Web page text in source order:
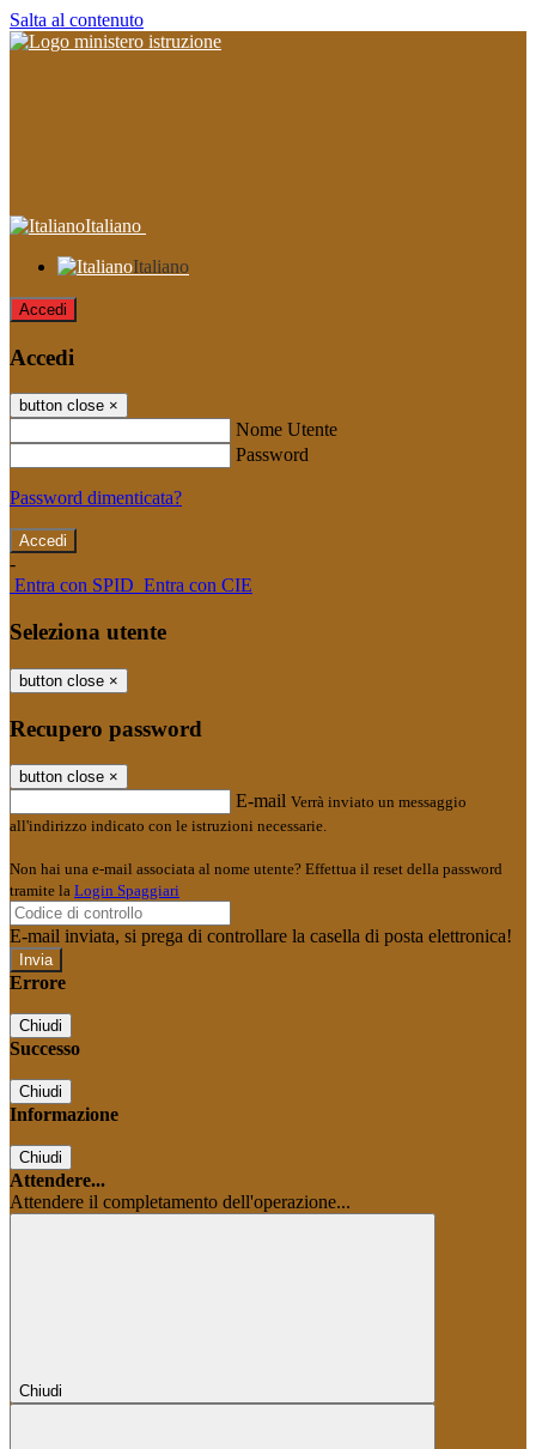
Salta al contenuto
Italiano
Italiano
Accedi
Accedi
button close ×
Nome Utente
Password
Password dimenticata?
-
Entra con SPID Entra con CIE
Seleziona utente
button close ×
Recupero password
button close ×
E-mail Verrà inviato un messaggio
all'indirizzo indicato con le istruzioni necessarie.
Non hai una e-mail associata al nome utente? Effettua il reset della password
tramite la Login Spaggiari
E-mail inviata, si prega di controllare la casella di posta elettronica!
Errore
Chiudi
Successo
Chiudi
Informazione
Chiudi
Attendere...
Attendere il completamento dell'operazione...
Chiudi